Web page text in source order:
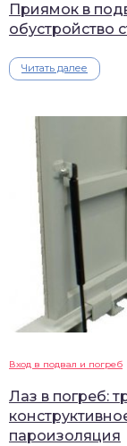
Приямок в
обустройство
Читать далее
Вход в подвал и погреб
Лаз в погреб:
пароизоляция